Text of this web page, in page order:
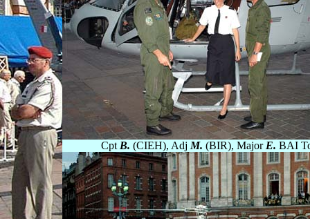
Cpt B. (CIEH), Adj M. (BIR), Major E. BAI